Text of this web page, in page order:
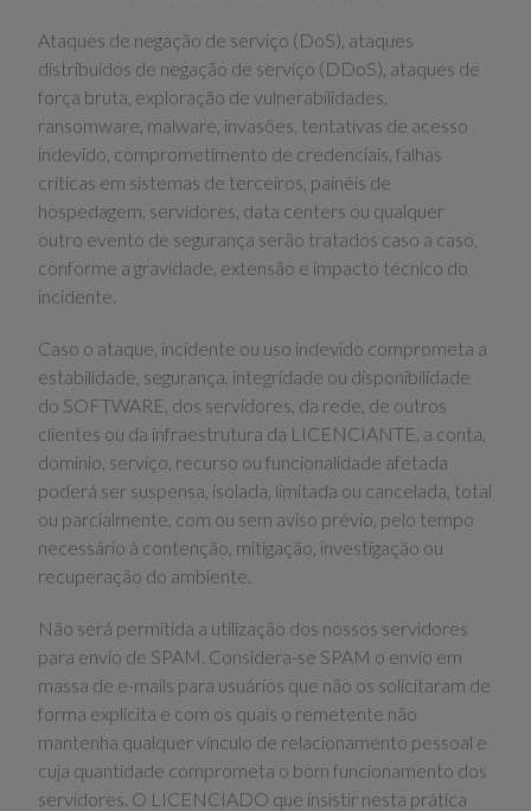
Ataques de negação de serviço (DoS), ataques
distribuídos de negação de serviço (DDoS), ataques de
força bruta, exploração de vulnerabilidades,
ransomware, malware, invasões, tentativas de acesso
indevido, comprometimento de credenciais, falhas
críticas em sistemas de terceiros, painéis de
hospedagem, servidores, data centers ou qualquer
outro evento de segurança serão tratados caso a caso,
conforme a gravidade, extensão e impacto técnico do
incidente.
Caso o ataque, incidente ou uso indevido comprometa a
estabilidade, segurança, integridade ou disponibilidade
do SOFTWARE, dos servidores, da rede, de outros
clientes ou da infraestrutura da LICENCIANTE, a conta,
domínio, serviço, recurso ou funcionalidade afetada
poderá ser suspensa, isolada, limitada ou cancelada, total
ou parcialmente, com ou sem aviso prévio, pelo tempo
necessário à contenção, mitigação, investigação ou
recuperação do ambiente.
Não será permitida a utilização dos nossos servidores
para envio de SPAM. Considera-se SPAM o envio em
massa de e-mails para usuários que não os solicitaram de
forma explícita e com os quais o remetente não
mantenha qualquer vínculo de relacionamento pessoal e
cuja quantidade comprometa o bom funcionamento dos
servidores. O LICENCIADO que insistir nesta prática